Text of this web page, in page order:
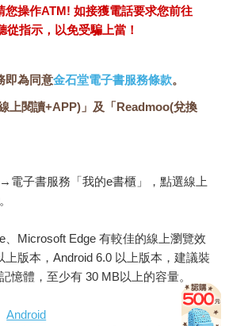
您操作ATM! 如接獲電話要求您前往
指示，以免受騙上當！
即為同意金石堂電子書服務條款。
上閱讀+APP)」及「Readmoo(兌換
電子書服務「我的e書櫃」，點選線上
、Microsoft Edge 有較佳的線上瀏覽效
上版本，Android 6.0 以上版本，建議裝
憶體，至少有 30 MB以上的容量。
Android